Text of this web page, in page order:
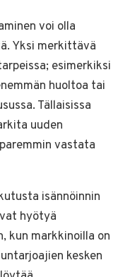
voi olla
Yksi merkittävä
esimerkiksi
huoltoa tai
Tällaisissa
uuden
vastata
isännöinnin
hyötyä
kun markkinoilla on
kesken